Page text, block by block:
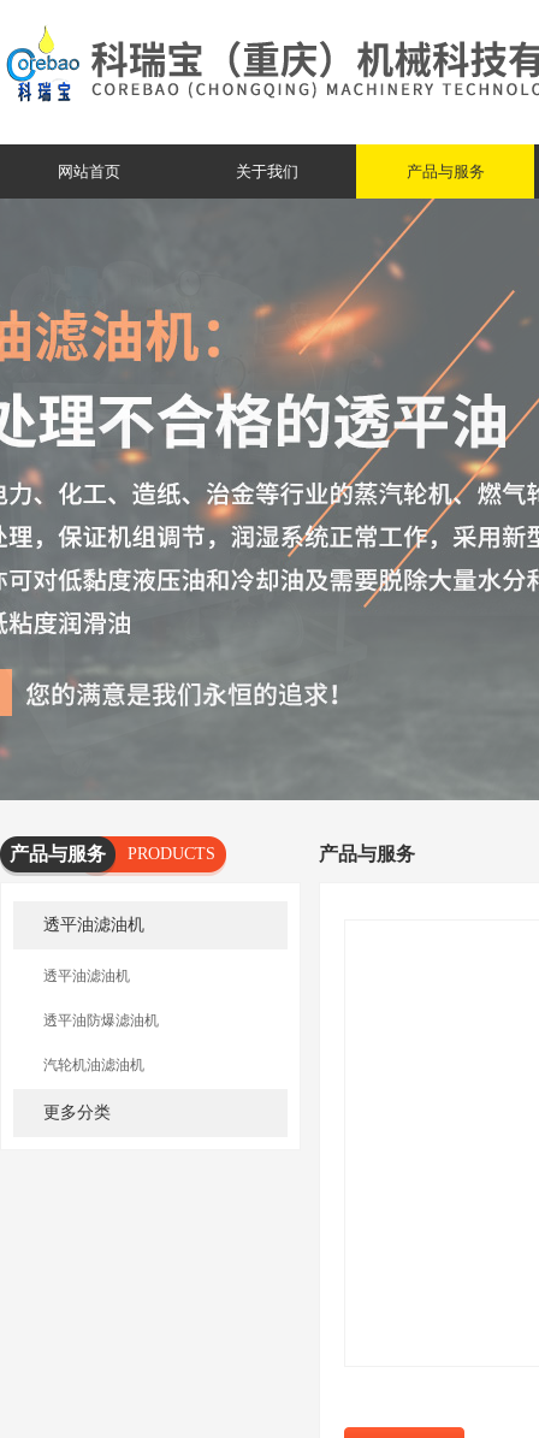
网站首页 关于我们 产品与服务
产品与服务
PRODUCTS
SERVICES
透平油滤油机
透平油滤油机
透平油防爆滤油机
汽轮机油滤油机
更多分类
产品与服务